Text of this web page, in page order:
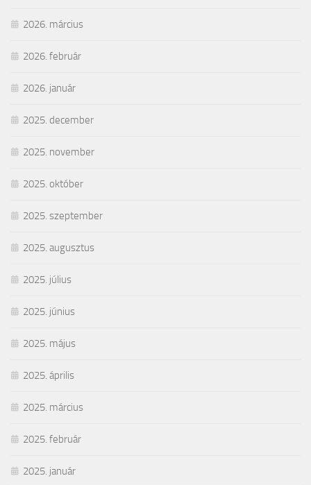
2026. március
2026. február
2026. január
2025. december
2025. november
2025. október
2025. szeptember
2025. augusztus
2025. július
2025. június
2025. május
2025. április
2025. március
2025. február
2025. január